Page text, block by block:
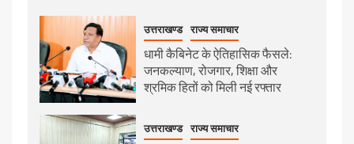
उत्तराखण्ड राज्य समाचार
धामी कैबिनेट के ऐतिहासिक फैसले:
जनकल्याण, रोजगार, शिक्षा और
श्रमिक हितों को मिली नई रफ्तार
उत्तराखण्ड राज्य समाचार